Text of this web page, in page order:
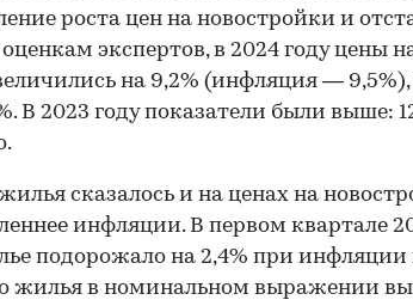
роста цен на новостройки и
экспертов, в 2024 году цены
на 9,2% (инфляция — 9,5%),
В 2023 году показатели были выше:
сказалось и на ценах на
инфляции. В первом квартале
подорожало на 2,4% при инфляции
жилья в номинальном выражении